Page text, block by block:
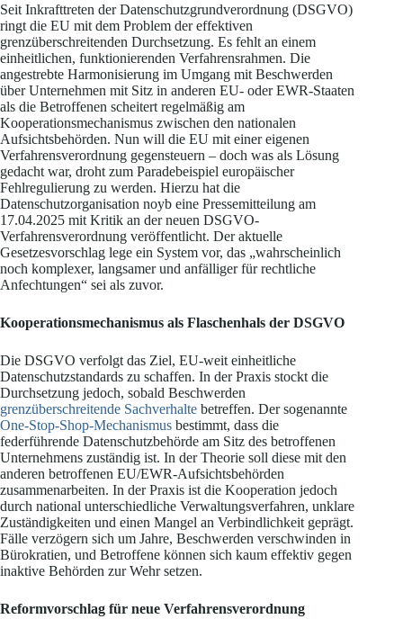
Seit Inkrafttreten der Datenschutzgrundverordnung (DSGVO)
ringt die EU mit dem Problem der effektiven
grenzüberschreitenden Durchsetzung. Es fehlt an einem
einheitlichen, funktionierenden Verfahrensrahmen. Die
angestrebte Harmonisierung im Umgang mit Beschwerden
über Unternehmen mit Sitz in anderen EU- oder EWR-Staaten
als die Betroffenen scheitert regelmäßig am
Kooperationsmechanismus zwischen den nationalen
Aufsichtsbehörden. Nun will die EU mit einer eigenen
Verfahrensverordnung gegensteuern – doch was als Lösung
gedacht war, droht zum Paradebeispiel europäischer
Fehlregulierung zu werden. Hierzu hat die
Datenschutzorganisation noyb eine Pressemitteilung am
17.04.2025 mit Kritik an der neuen DSGVO-
Verfahrensverordnung veröffentlicht. Der aktuelle
Gesetzesvorschlag lege ein System vor, das „wahrscheinlich
noch komplexer, langsamer und anfälliger für rechtliche
Anfechtungen“ sei als zuvor.
Kooperationsmechanismus als Flaschenhals der DSGVO
Die DSGVO verfolgt das Ziel, EU-weit einheitliche
Datenschutzstandards zu schaffen. In der Praxis stockt die
Durchsetzung jedoch, sobald Beschwerden
grenzüberschreitende Sachverhalte betreffen. Der sogenannte
One-Stop-Shop-Mechanismus bestimmt, dass die
federführende Datenschutzbehörde am Sitz des betroffenen
Unternehmens zuständig ist. In der Theorie soll diese mit den
anderen betroffenen EU/EWR-Aufsichtsbehörden
zusammenarbeiten. In der Praxis ist die Kooperation jedoch
durch national unterschiedliche Verwaltungsverfahren, unklare
Zuständigkeiten und einen Mangel an Verbindlichkeit geprägt.
Fälle verzögern sich um Jahre, Beschwerden verschwinden in
Bürokratien, und Betroffene können sich kaum effektiv gegen
inaktive Behörden zur Wehr setzen.
Reformvorschlag für neue Verfahrensverordnung